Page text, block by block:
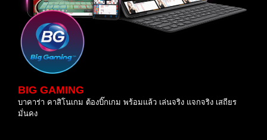
BIG GAMING
บาคาร่า คาสิโนเกม ต้องบิ๊กเกม พร้อมแล้ว เล่นจริง แจกจริง เสถียร
มั่นคง